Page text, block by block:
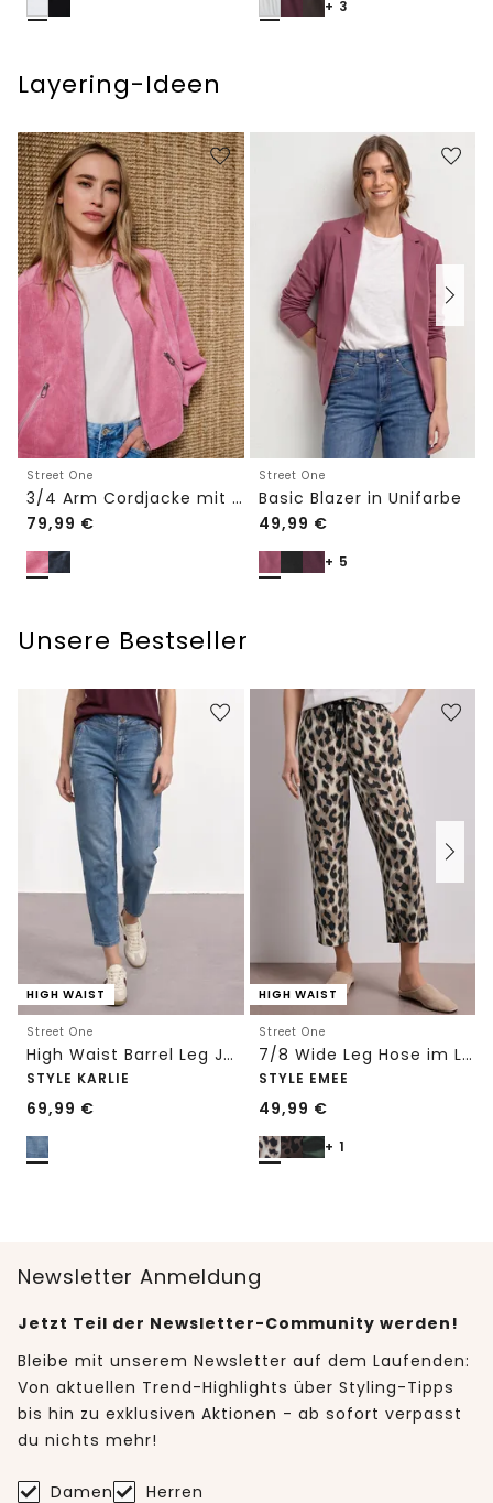
+ 3
Layering-Ideen
Street One
3/4 Arm Cordjacke mit Hemdkragen
79,99 €
Street One
Basic Blazer in Unifarbe
49,99 €
+ 5
Unsere Bestseller
HIGH WAIST
Street One
High Waist Barrel Leg Jeans im Loose Fit
STYLE KARLIE
69,99 €
HIGH WAIST
Street One
7/8 Wide Leg Hose im Loose Fit mit Print
STYLE EMEE
49,99 €
+ 1
Newsletter Anmeldung
Jetzt Teil der Newsletter-Community werden!
Bleibe mit unserem Newsletter auf dem Laufenden:
Von aktuellen Trend-Highlights über Styling-Tipps
bis hin zu exklusiven Aktionen - ab sofort verpasst
du nichts mehr!
Damen Herren